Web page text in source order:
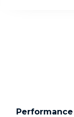
Performance